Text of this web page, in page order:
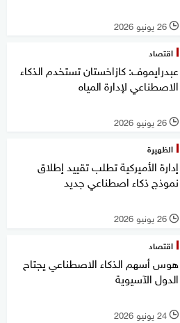
l 26 يونيو 2026
اقتصاد
عبدرايموف: كازاخستان تستخدم الذكاء
الاصطناعي لإدارة المياه
l 26 يونيو 2026
الظهيرة
إدارة الأميركية تطلب تقييد إطلاق
نموذج ذكاء اصطناعي جديد
l 26 يونيو 2026
اقتصاد
هوس أسهم الذكاء الاصطناعي يجتاح
الدول الآسيوية
l 24 يونيو 2026